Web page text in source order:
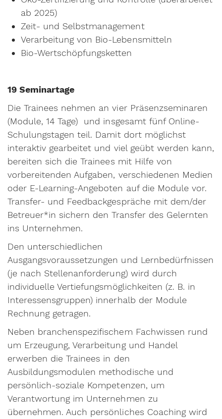
ab 2025)
Zeit- und Selbstmanagement
Verarbeitung von Bio-Lebensmitteln
Bio-Wertschöpfungsketten
19 Seminartage
Die Trainees nehmen an vier Präsenzseminaren
(Module, 14 Tage) und insgesamt fünf Online-
Schulungstagen teil. Damit dort möglichst
interaktiv gearbeitet und viel geübt werden kann,
bereiten sich die Trainees mit Hilfe von
vorbereitenden Aufgaben, verschiedenen Medien
oder E-Learning-Angeboten auf die Module vor.
Transfer- und Feedbackgespräche mit dem/der
Betreuer*in sichern den Transfer des Gelernten
ins Unternehmen.
Den unterschiedlichen
Ausgangsvoraussetzungen und Lernbedürfnissen
(je nach Stellenanforderung) wird durch
individuelle Vertiefungsmöglichkeiten (z. B. in
Interessensgruppen) innerhalb der Module
Rechnung getragen.
Neben branchenspezifischem Fachwissen rund
um Erzeugung, Verarbeitung und Handel
erwerben die Trainees in den
Ausbildungsmodulen methodische und
persönlich-soziale Kompetenzen, um
Verantwortung im Unternehmen zu
übernehmen. Auch persönliches Coaching wird